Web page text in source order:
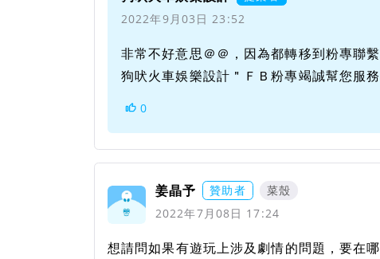
2022年9月03日 23:52
非常不好意思＠＠，因為都轉移到粉專聯
狗吠火車娛樂設計＂ＦＢ粉專竭誠幫您服務
0
姜晶予 贊助者
菜殼
2022年7月08日 17:24
想請問如果有遊玩上涉及劇情的問題，要在